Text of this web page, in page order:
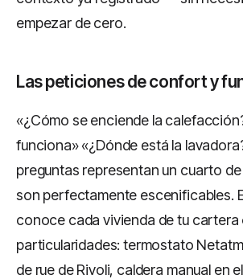
empezar de cero.
Las peticiones de confort y
«¿Cómo se enciende la
funciona» «¿Dónde está la
preguntas representan un cuarto de
son perfectamente escenificables.
conoce cada vivienda de tu cartera
particularidades: termostato
de rue de Rivoli, caldera manual en